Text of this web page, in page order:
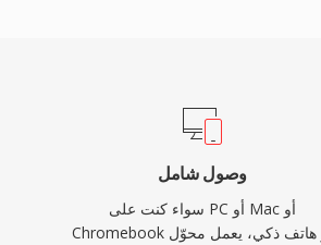
وصول شامل
سواء كنت على PC أو Mac أو
Chromebook أو هاتف ذكي، يعمل محوّل